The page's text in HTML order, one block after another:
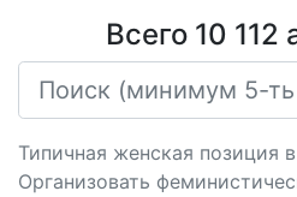
Всего 10 112
Типичная женская позиция
Организовать